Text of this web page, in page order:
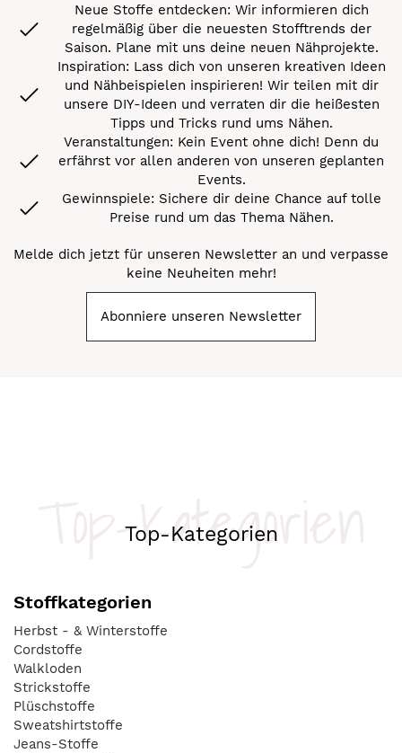
Neue Stoffe entdecken: Wir informieren dich
regelmäßig über die neuesten Stofftrends der
Saison. Plane mit uns deine neuen Nähprojekte.
Inspiration: Lass dich von unseren kreativen Ideen
und Nähbeispielen inspirieren! Wir teilen mit dir
unsere DIY-Ideen und verraten dir die heißesten
Tipps und Tricks rund ums Nähen.
Veranstaltungen: Kein Event ohne dich! Denn du
erfährst vor allen anderen von unseren geplanten
Events.
Gewinnspiele: Sichere dir deine Chance auf tolle
Preise rund um das Thema Nähen.
Melde dich jetzt für unseren Newsletter an und verpasse
keine Neuheiten mehr!
Abonniere unseren Newsletter
Top-Kategorien
Top-Kategorien
Stoffkategorien
Herbst - & Winterstoffe
Cordstoffe
Walkloden
Strickstoffe
Plüschstoffe
Sweatshirtstoffe
Jeans-Stoffe